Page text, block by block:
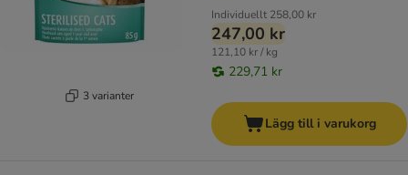
3 varianter
Individuellt 258,00 kr
247,00 kr
121,10 kr / kg
229,71 kr
Lägg till i varukorg